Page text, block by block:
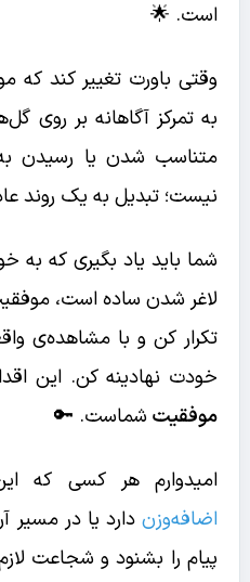
است. 🌟
وقتی باورت تغییر کند
به تمرکز آگاهانه بر روی
متناسب شدن یا رسیدن
نیست؛ تبدیل به یک روند
شما باید یاد بگیری که به
لاغر شدن ساده است،
تکرار کن و با مشاهده‌ی
خودت نهادینه کن. این
موفقیت شماست. 🔑
امیدوارم هر کسی که
اضافه‌وزن دارد یا در
پیام را بشنود و شجاعت